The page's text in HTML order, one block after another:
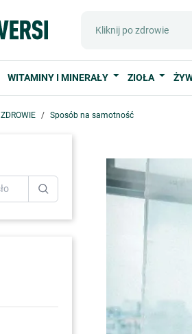
WITAMINY I MINERAŁY ZIOŁA
ZDROWIE Sposób na samotność